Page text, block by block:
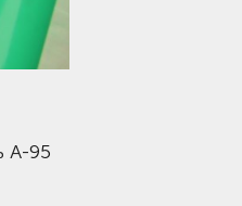
А-95